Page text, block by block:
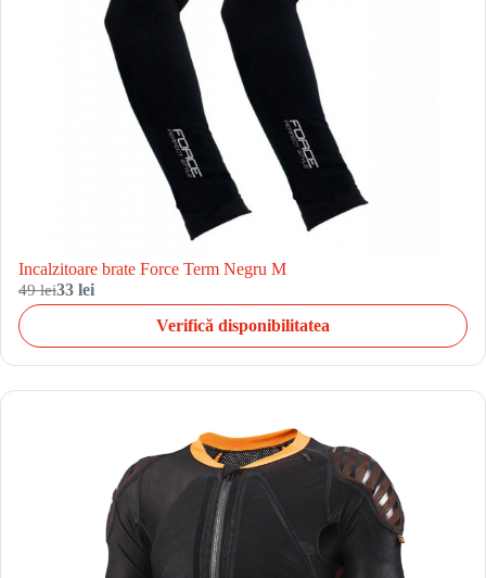
Incalzitoare brate Force Term Negru M
49 lei33 lei
Verifică disponibilitatea